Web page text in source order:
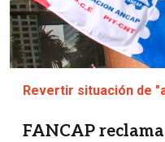
Revertir situación de
FANCAP